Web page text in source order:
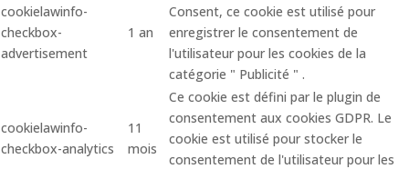
cookielawinfo-
checkbox-
advertisement
1 an
Consent, ce cookie est utilisé pour
enregistrer le consentement de
l'utilisateur pour les cookies de la
catégorie " Publicité " .
cookielawinfo-
checkbox-analytics
11
mois
Ce cookie est défini par le plugin de
consentement aux cookies GDPR. Le
cookie est utilisé pour stocker le
consentement de l'utilisateur pour les